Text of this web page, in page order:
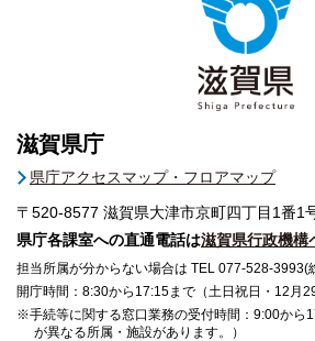
滋賀県庁
県庁アクセスマップ・フロアマップ
〒520-8577 滋賀県大津市京町四丁目1番1
県庁各課室への直通電話は滋賀県行政機構
担当所属が分からない場合は TEL 077-528-3993(
開庁時間：8:30から17:15まで（土日祝日・12月
※手続等に関する窓口業務の受付時間：9:00から
が異なる所属・施設があります。）